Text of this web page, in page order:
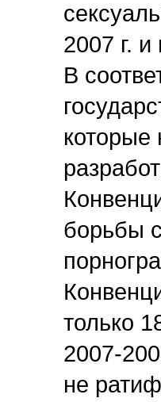
2007 г.
В
которые
борьбы
только
2007-
не